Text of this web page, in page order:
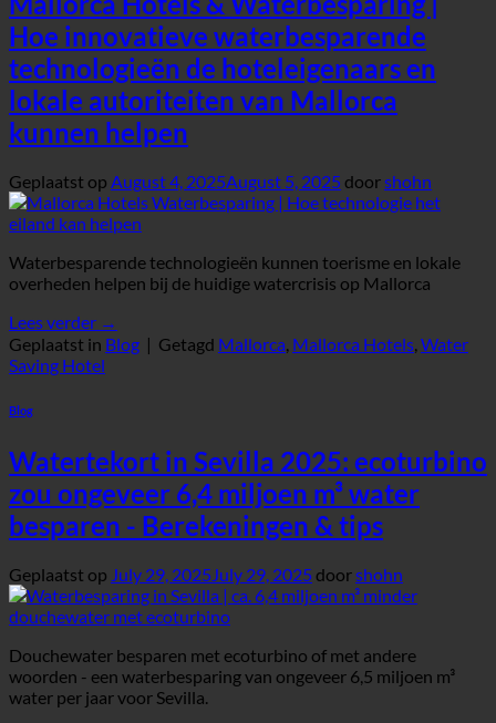
Hoe innovatieve waterbesparende
technologieën de hoteleigenaars en
lokale autoriteiten van Mallorca
kunnen helpen
Geplaatst op August 4, 2025August 5, 2025 doorshohn
Waterbesparende technologieën kunnen toerisme en lokale
overheden helpen bij de huidige watercrisis op Mallorca
Lees verder →
Geplaatst in Blog | Getagd Mallorca, Mallorca Hotels, Water
Saving Hotel
Blog
Watertekort in Sevilla 2025: ecoturbino
zou ongeveer 6,4 miljoen m³ water
besparen - Berekeningen & tips
Geplaatst op July 29, 2025July 29, 2025 doorshohn
Douchewater besparen met ecoturbino of met andere
woorden - een waterbesparing van ongeveer 6,5 miljoen m³
water per jaar voor Sevilla.